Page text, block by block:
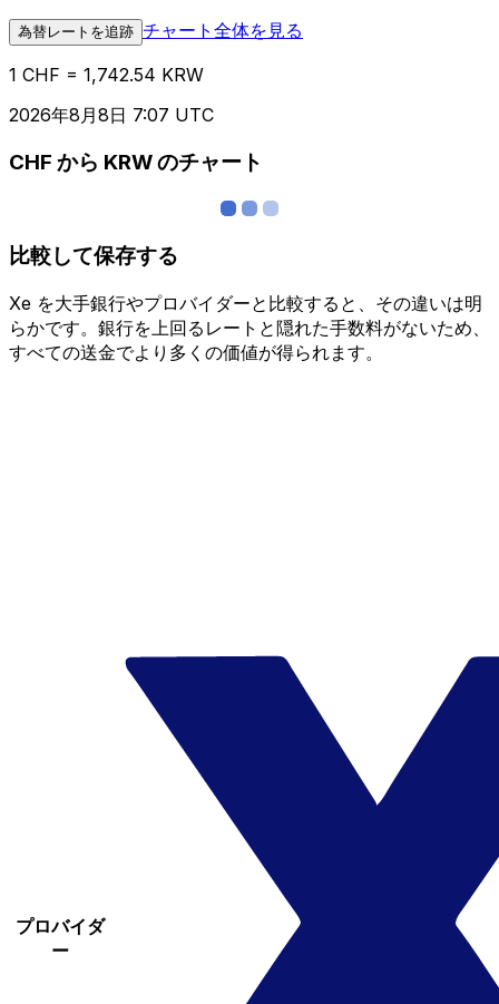
為替レートを追跡 チャート全体を見る
1 CHF = 1,742.54 KRW
2026年8月8日 7:07 UTC
CHF から KRW のチャート
比較して保存する
Xe を大手銀行やプロバイダーと比較すると、その違いは明
らかです。銀行を上回るレートと隠れた手数料がないため、
すべての送金でより多くの価値が得られます。
プロバイダ
ー